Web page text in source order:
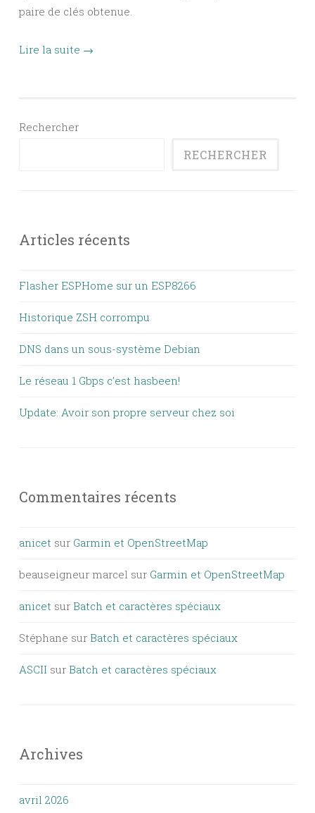
paire de clés obtenue.
Lire la suite →
Rechercher
RECHERCHER
Articles récents
Flasher ESPHome sur un ESP8266
Historique ZSH corrompu
DNS dans un sous-système Debian
Le réseau 1 Gbps c’est hasbeen!
Update: Avoir son propre serveur chez soi
Commentaires récents
anicet sur Garmin et OpenStreetMap
beauseigneur marcel sur Garmin et OpenStreetMap
anicet sur Batch et caractères spéciaux
Stéphane sur Batch et caractères spéciaux
ASCII sur Batch et caractères spéciaux
Archives
avril 2026